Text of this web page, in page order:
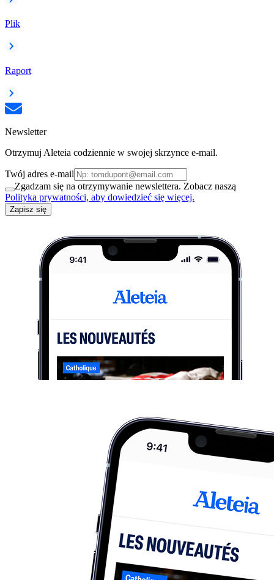
Plik
Raport
Newsletter
Otrzymuj Aleteia codziennie w swojej skrzynce e-mail.
Twój adres e-mail
Zgadzam się na otrzymywanie newslettera. Zobacz naszą
Polityka prywatności, aby dowiedzieć się więcej.
Zapisz się